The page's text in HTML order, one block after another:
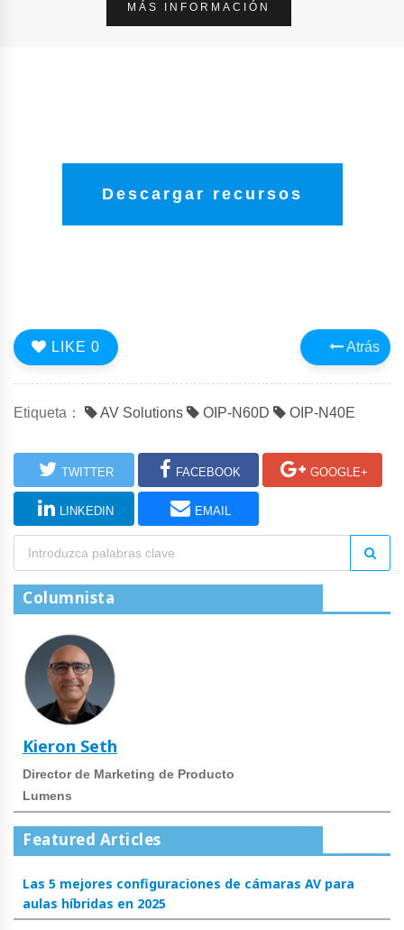
MÁS INFORMACIÓN
Descargar recursos
Atrás
LIKE 0
Etiqueta： AV Solutions OIP-N60D OIP-N40E
TWITTER FACEBOOK GOOGLE+
LINKEDIN EMAIL
Columnista
Kieron Seth
Director de Marketing de Producto
Lumens
Featured Articles
Las 5 mejores configuraciones de cámaras AV para
aulas híbridas en 2025